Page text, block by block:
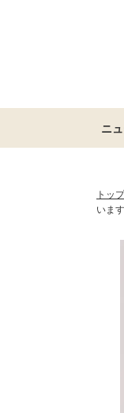
ニ
トッ
いま